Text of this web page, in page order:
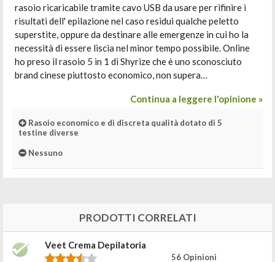
rasoio ricaricabile tramite cavo USB da usare per rifinire i
risultati dell' epilazione nel caso residui qualche peletto
superstite, oppure da destinare alle emergenze in cui ho la
necessità di essere liscia nel minor tempo possibile. Online
ho preso il rasoio 5 in 1 di Shyrize che è uno sconosciuto
brand cinese piuttosto economico, non supera…
Continua a leggere l'opinione »
Rasoio economico e di discreta qualità dotato di 5
testine diverse
Nessuno
PRODOTTI CORRELATI
Veet Crema Depilatoria
56 Opinioni